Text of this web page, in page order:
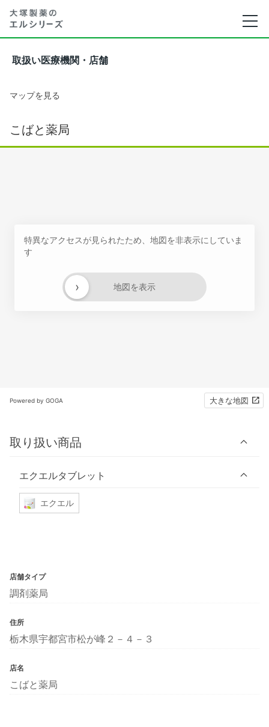
取扱い医療機関・店舗
マップを見る
こばと薬局
特異なアクセスが見られたため、地図を非表示にしていま
す
地図を表示
›
Powered by GOGA 大きな地図
取り扱い商品
エクエルタブレット
エクエル
店舗タイプ
調剤薬局
住所
栃木県宇都宮市松が峰２－４－３
店名
こばと薬局